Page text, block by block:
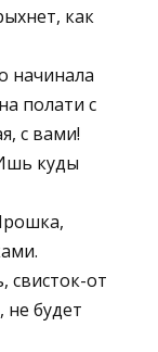
как
начинала
полати с
с вами!
куды
свисток-от
будет